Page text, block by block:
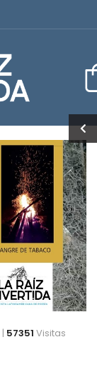
| 57351 Visitas